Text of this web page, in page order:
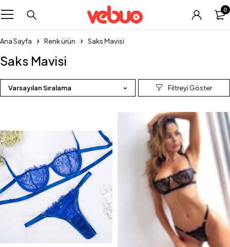
0
Ana Sayfa Renk ürün Saks Mavisi
Saks Mavisi
Varsayılan Sıralama